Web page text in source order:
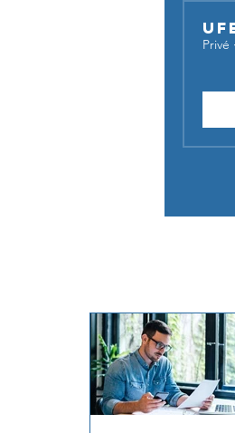
Privé ·